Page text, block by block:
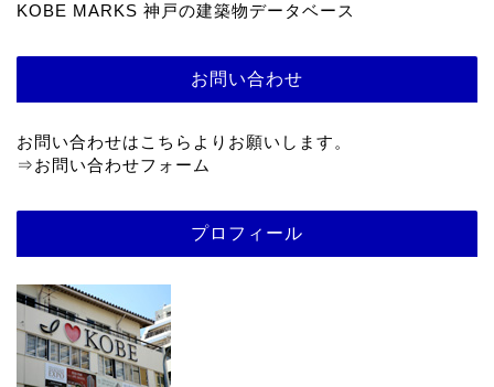
KOBE MARKS 神戸の建築物データベース
お問い合わせ
お問い合わせはこちらよりお願いします。
⇒お問い合わせフォーム
プロフィール